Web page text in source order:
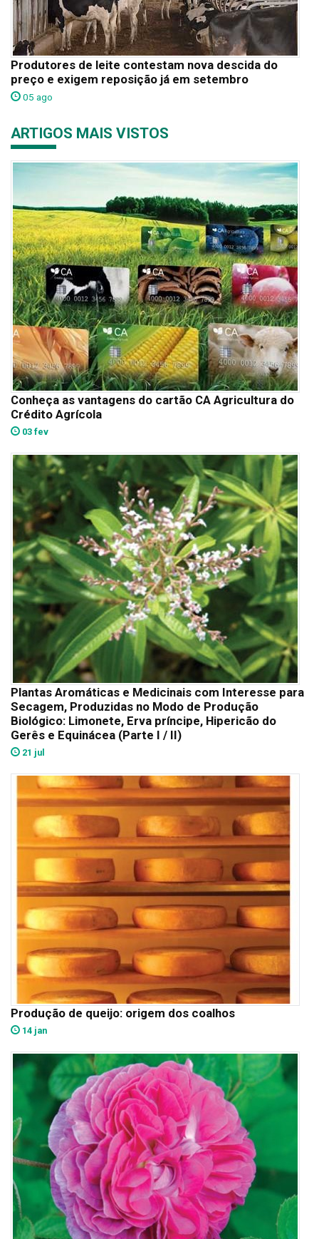
Produtores de leite contestam nova descida do
preço e exigem reposição já em setembro
05 ago
ARTIGOS MAIS VISTOS
Conheça as vantagens do cartão CA Agricultura do
Crédito Agrícola
03 fev
Plantas Aromáticas e Medicinais com Interesse para
Secagem, Produzidas no Modo de Produção
Biológico: Limonete, Erva príncipe, Hipericão do
Gerês e Equinácea (Parte I / II)
21 jul
Produção de queijo: origem dos coalhos
14 jan